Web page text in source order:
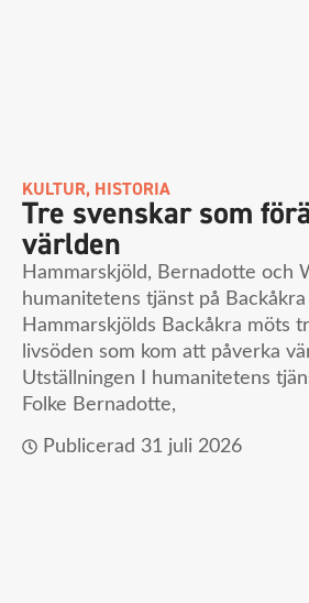
KULTUR, HISTORIA
Tre svenskar som
världen
Hammarskjöld, Bernadotte och
humanitetens tjänst på Backåkra
Hammarskjölds Backåkra möts
livsöden som kom att påverka
Utställningen I humanitetens
Folke Bernadotte,
Publicerad 31 juli 2026